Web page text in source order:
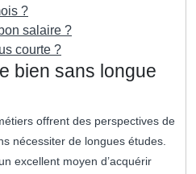
?
salaire ?
courte ?
bien sans longue
offrent des perspectives de
nécessiter de longues études.
excellent moyen d’acquérir